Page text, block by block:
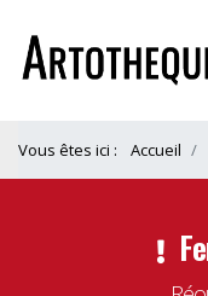
Vous êtes ici : Accueil